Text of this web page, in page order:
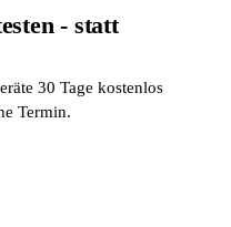
- statt
30 Tage kostenlos
Termin.